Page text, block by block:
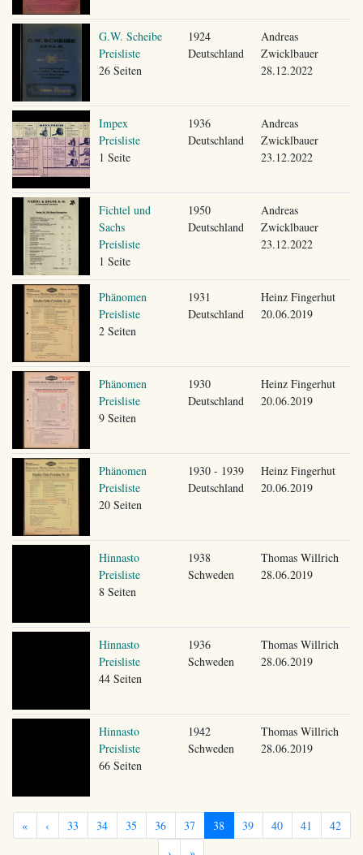
G.W. Scheibe
Preisliste
26 Seiten
1924
Deutschland
Andreas
Zwicklbauer
28.12.2022
Impex
Preisliste
1 Seite
1936
Deutschland
Andreas
Zwicklbauer
23.12.2022
Fichtel und
Sachs
Preisliste
1 Seite
1950
Deutschland
Andreas
Zwicklbauer
23.12.2022
Phänomen
Preisliste
2 Seiten
1931
Deutschland
Heinz Fingerhut
20.06.2019
Phänomen
Preisliste
9 Seiten
1930
Deutschland
Heinz Fingerhut
20.06.2019
Phänomen
Preisliste
20 Seiten
1930 - 1939
Deutschland
Heinz Fingerhut
20.06.2019
Hinnasto
Preisliste
8 Seiten
1938
Schweden
Thomas Willrich
28.06.2019
Hinnasto
Preisliste
44 Seiten
1936
Schweden
Thomas Willrich
28.06.2019
Hinnasto
Preisliste
66 Seiten
1942
Schweden
Thomas Willrich
28.06.2019
« ‹ 33 34 35 36 37 38 39 40 41
42
›
»